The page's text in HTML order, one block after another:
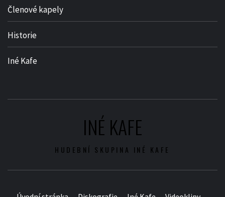
Členové kapely
Historie
Iné Kafe
INÉ KAFE
HUDEBNÍ SKUPINA INÉ KAFE